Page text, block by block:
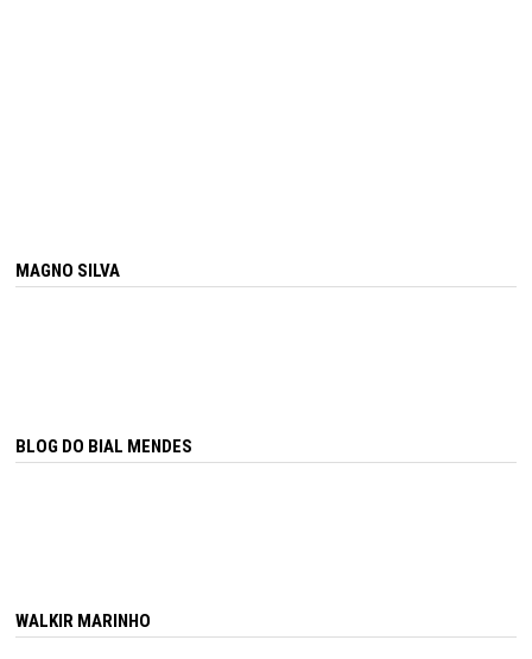
MAGNO SILVA
BLOG DO BIAL MENDES
WALKIR MARINHO